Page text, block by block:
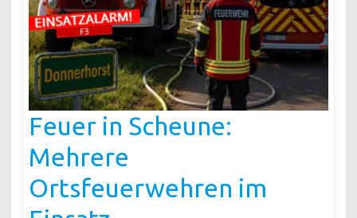
Feuer in Scheune:
Mehrere
Ortsfeuerwehren im